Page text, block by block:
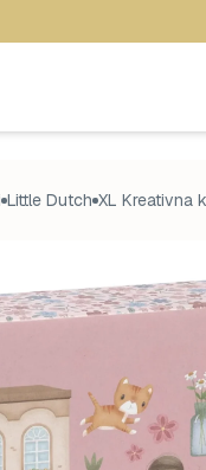
Little Dutch XL Kreativna